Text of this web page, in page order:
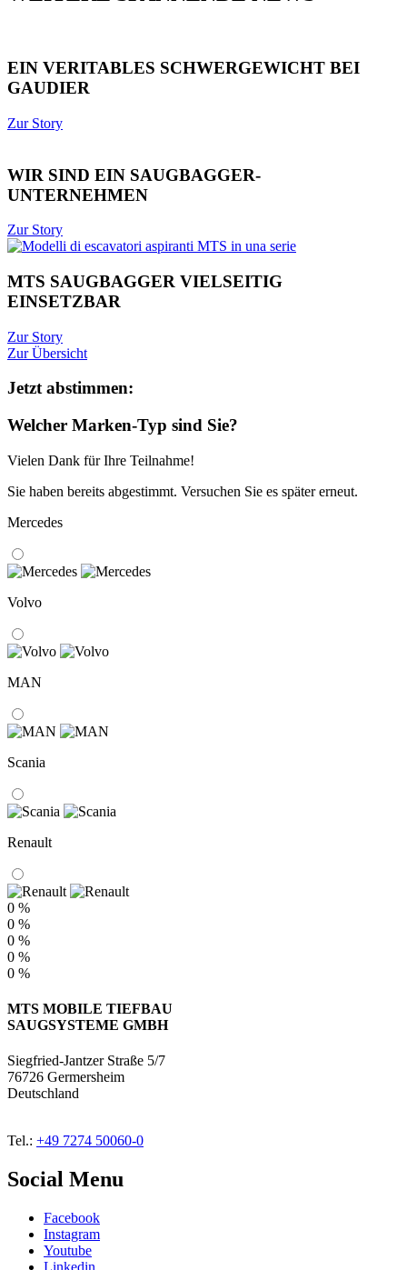
EIN VERITABLES SCHWERGEWICHT BEI
GAUDIER
Zur Story
WIR SIND EIN SAUGBAGGER-
UNTERNEHMEN
Zur Story
MTS SAUGBAGGER VIELSEITIG
EINSETZBAR
Zur Story
Zur Übersicht
Jetzt abstimmen:
Welcher Marken-Typ sind Sie?
Vielen Dank für Ihre Teilnahme!
Sie haben bereits abgestimmt. Versuchen Sie es später erneut.
Mercedes
Volvo
MAN
Scania
Renault
0 %
0 %
0 %
0 %
0 %
MTS MOBILE TIEFBAU
SAUGSYSTEME GMBH
Siegfried-Jantzer Straße 5/7
76726 Germersheim
Deutschland
Tel.: +49 7274 50060-0
Social Menu
Facebook
Instagram
Youtube